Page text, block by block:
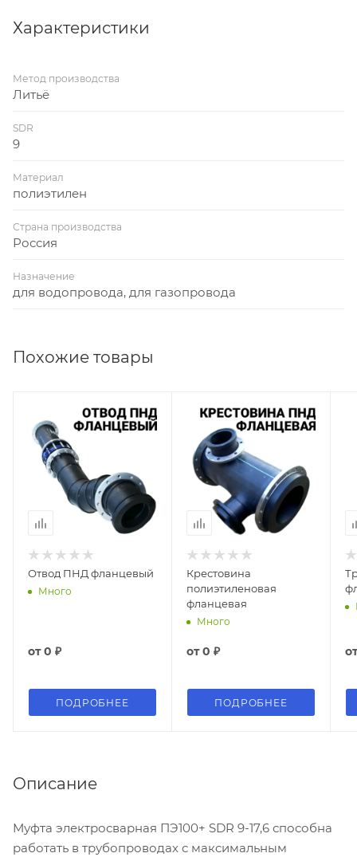
Характеристики
Метод производства
Литьё
SDR
9
Материал
полиэтилен
Страна производства
Россия
Назначение
для водопровода, для газопровода
Похожие товары
Отвод ПНД фланцевый
Много
от0 ₽
ПОДРОБНЕЕ
Крестовина
полиэтиленовая
фланцевая
Много
от0 ₽
ПОДРОБНЕЕ
Описание
Муфта электросварная ПЭ100+ SDR 9-17,6 способна
работать в трубопроводах с максимальным